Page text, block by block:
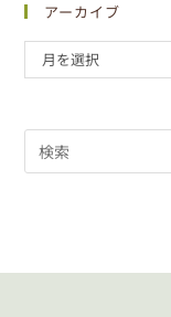
アーカイブ
月を選択